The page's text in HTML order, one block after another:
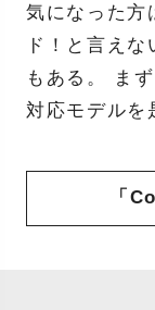
気になった方
ド！と言え
もある。 ま
対応モデルを
「